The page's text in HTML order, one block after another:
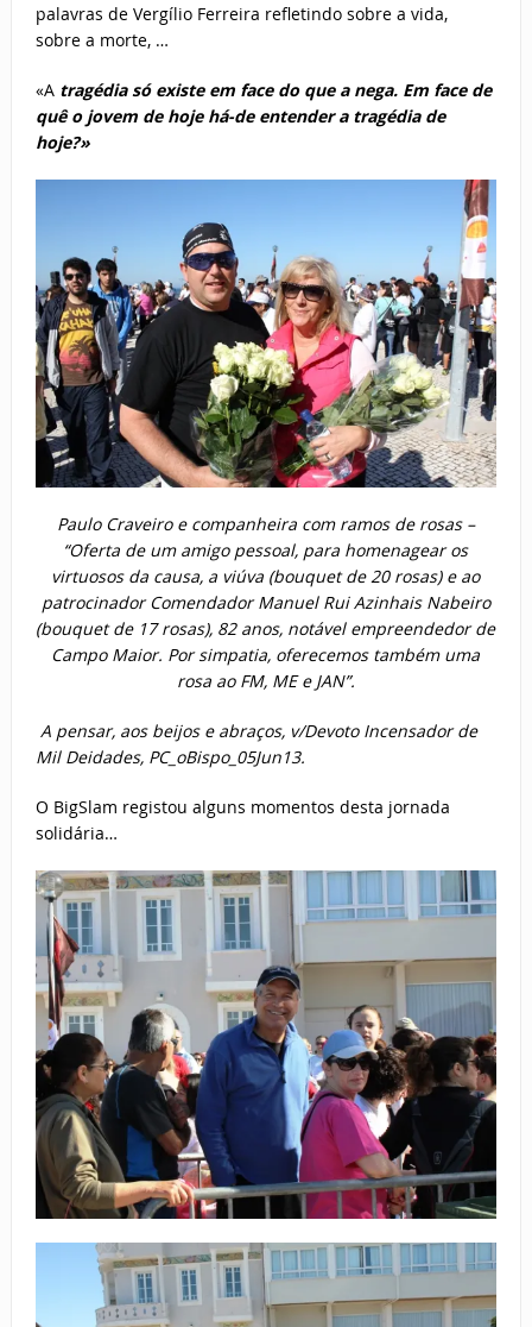
palavras de Vergílio Ferreira refletindo sobre a vida,
sobre a morte, …
«A tragédia só existe em face do que a nega. Em face de
quê o jovem de hoje há-de entender a tragédia de
hoje?»
Paulo Craveiro e companheira com ramos de rosas –
“Oferta de um amigo pessoal, para homenagear os
virtuosos da causa, a viúva (bouquet de 20 rosas) e ao
patrocinador Comendador Manuel Rui Azinhais Nabeiro
(bouquet de 17 rosas), 82 anos, notável empreendedor de
Campo Maior. Por simpatia, oferecemos também uma
rosa ao FM, ME e JAN”.
A pensar, aos beijos e abraços, v/Devoto Incensador de
Mil Deidades, PC_oBispo_05Jun13.
O BigSlam registou alguns momentos desta jornada
solidária…